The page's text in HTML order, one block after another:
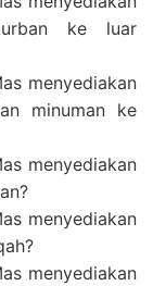
ke luar
menyediakan
minuman ke
menyediakan
menyediakan
menyediakan